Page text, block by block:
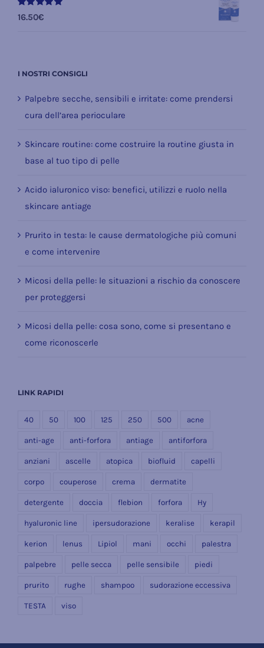
era:
Valutato
16.50€
I NOSTRI CONSIGLI
Palpebre secche, sensibili e irritate: come prendersi
cura dell’area perioculare
Skincare routine: come costruire la routine giusta in
base al tuo tipo di pelle
Acido ialuronico viso: benefici, utilizzi e ruolo nella
skincare antiage
Prurito in testa: le cause dermatologiche più comuni
e come intervenire
Micosi della pelle: le situazioni a rischio da conoscere
per proteggersi
Micosi della pelle: cosa sono, come si presentano e
come riconoscerle
LINK RAPIDI
40 50 100 125 250 500 acne
anti-age anti-forfora antiage antiforfora
anziani ascelle atopica biofluid capelli
corpo couperose crema dermatite
detergente doccia flebion forfora Hy
hyaluronic line ipersudorazione keralise kerapil
kerion lenus Lipiol mani occhi palestra
palpebre pelle secca pelle sensibile piedi
prurito rughe shampoo sudorazione eccessiva
TESTA viso